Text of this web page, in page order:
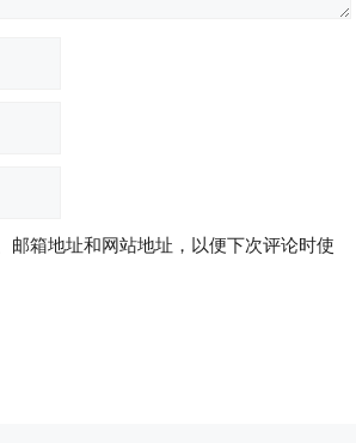
邮箱地址和网站地址，以便下次评论时使